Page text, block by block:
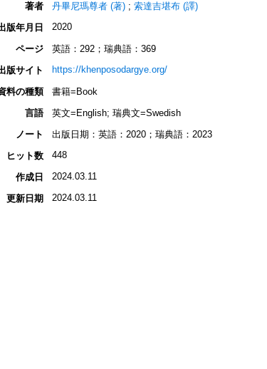
著者 丹畢尼瑪尊者 (著); 索達吉堪布 (譯)
版年月日
2020
ページ
英語：292；瑞典語：369
版サイト
https://khenposodargye.org/
料の種類
書籍=Book
言語
英文=English; 瑞典文=Swedish
ノート
出版日期：英語：2020；瑞典語：2023
ヒット数
448
作成日 2024.03.11
更新日期 2024.03.11